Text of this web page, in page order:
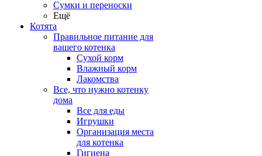
Сумки и переноски
Ещё
Котята
Правильное питание для
вашего котенка
Сухой корм
Влажный корм
Лакомства
Все, что нужно котенку
дома
Все для еды
Игрушки
Организация места
для котенка
Гигиена